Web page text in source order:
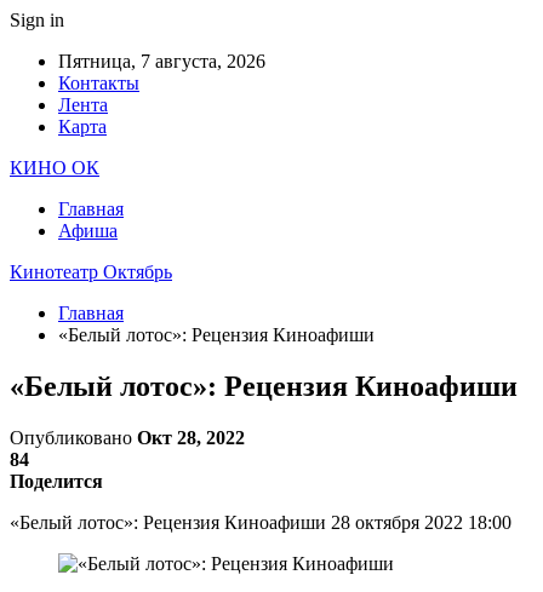
Sign in
Пятница, 7 августа, 2026
Контакты
Лента
Карта
КИНО ОК
Главная
Афиша
Кинотеатр Октябрь
Главная
«Белый лотос»: Рецензия Киноафиши
«Белый лотос»: Рецензия Киноафиши
Опубликовано Окт 28, 2022
84
Поделится
«Белый лотос»: Рецензия Киноафиши 28 октября 2022 18:00